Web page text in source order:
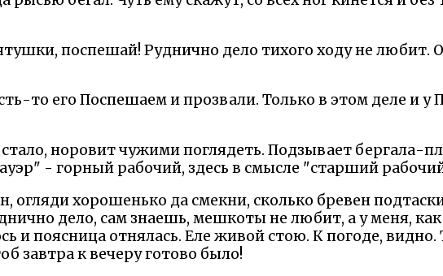
поспешай! Руднично дело тихого ходу не любит.
то его Поспешаем и прозвали. Только в этом деле и у
стало, норовит чужими поглядеть. Подзывает бергала-
- горный рабочий, здесь в смысле "старший
огляди хорошенько да смекни, сколько бревен
дело, сам знаешь, мешкоты не любит, а у меня, как
и поясница отнялась. Еле живой стою. К погоде,
завтра к вечеру готово было!